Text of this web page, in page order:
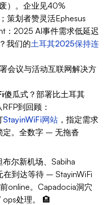
）。企业见40%
策划者赞灵活Ephesus
：2025 AI事件需求低延迟
我们的土耳其2025保持连
会议与活动互联网解决方
傻瓜式？部署比土耳其
到回顾：
StayinWiFi网站 ，指定需求
定。全数字 – 无拖沓
布尔新机场、Sabiha
在到达等待 – StayinWiFi
online。Capadocia洞穴
处理。 🏨